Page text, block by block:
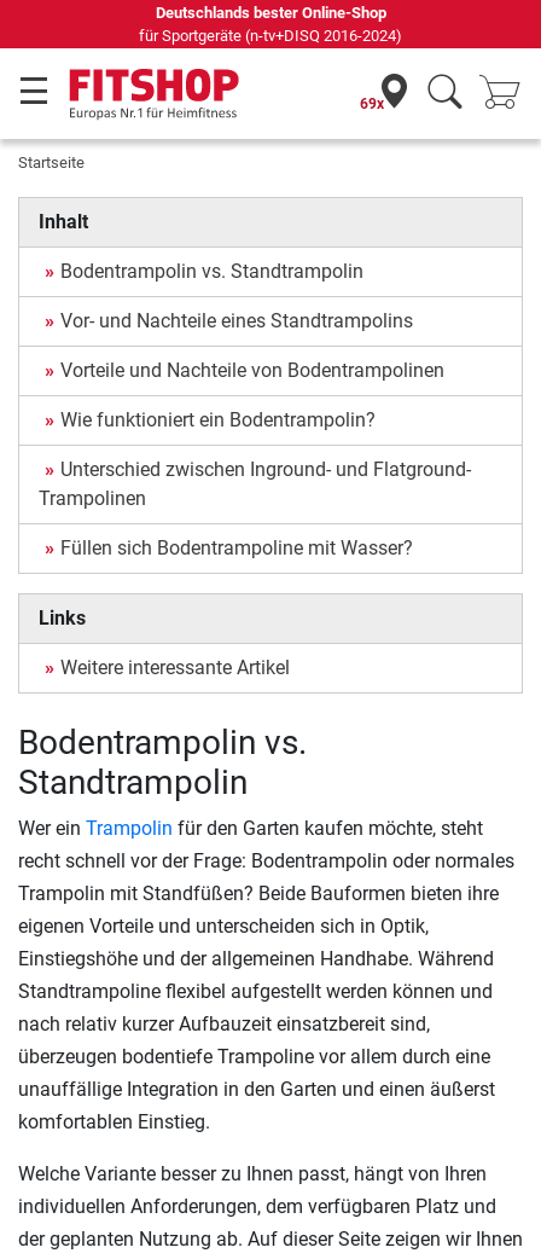
Deutschlands bester Online-Shop
für Sportgeräte (n-tv+DISQ 2016-2024)
69x
Startseite
Inhalt
Bodentrampolin vs. Standtrampolin
Vor- und Nachteile eines Standtrampolins
Vorteile und Nachteile von Bodentrampolinen
Wie funktioniert ein Bodentrampolin?
Unterschied zwischen Inground- und Flatground-
Trampolinen
Füllen sich Bodentrampoline mit Wasser?
Links
Weitere interessante Artikel
Bodentrampolin vs.
Standtrampolin
Wer ein Trampolin für den Garten kaufen möchte, steht
recht schnell vor der Frage: Bodentrampolin oder normales
Trampolin mit Standfüßen? Beide Bauformen bieten ihre
eigenen Vorteile und unterscheiden sich in Optik,
Einstiegshöhe und der allgemeinen Handhabe. Während
Standtrampoline flexibel aufgestellt werden können und
nach relativ kurzer Aufbauzeit einsatzbereit sind,
überzeugen bodentiefe Trampoline vor allem durch eine
unauffällige Integration in den Garten und einen äußerst
komfortablen Einstieg.
Welche Variante besser zu Ihnen passt, hängt von Ihren
individuellen Anforderungen, dem verfügbaren Platz und
der geplanten Nutzung ab. Auf dieser Seite zeigen wir Ihnen